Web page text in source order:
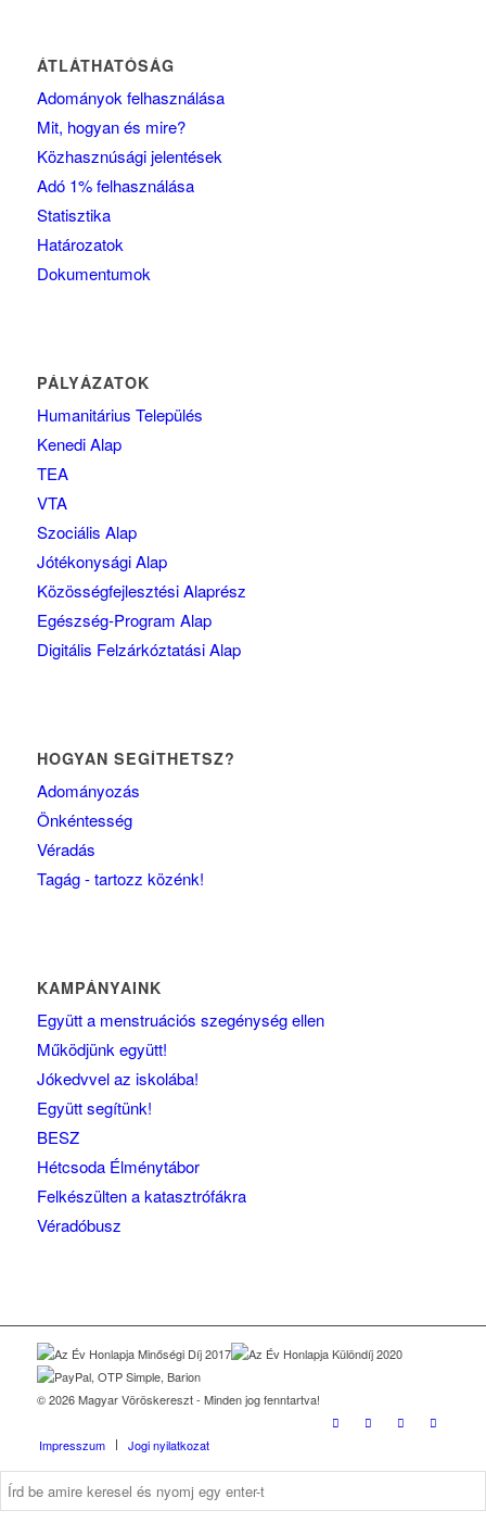
ÁTLÁTHATÓSÁG
Adományok felhasználása
Mit, hogyan és mire?
Közhasznúsági jelentések
Adó 1% felhasználása
Statisztika
Határozatok
Dokumentumok
PÁLYÁZATOK
Humanitárius Település
Kenedi Alap
TEA
VTA
Szociális Alap
Jótékonysági Alap
Közösségfejlesztési Alaprész
Egészség-Program Alap
Digitális Felzárkóztatási Alap
HOGYAN SEGÍTHETSZ?
Adományozás
Önkéntesség
Véradás
Tagág - tartozz közénk!
KAMPÁNYAINK
Együtt a menstruációs szegénység ellen
Működjünk együtt!
Jókedvvel az iskolába!
Együtt segítünk!
BESZ
Hétcsoda Élménytábor
Felkészülten a katasztrófákra
Véradóbusz
© 2026 Magyar Vöröskereszt - Minden jog fenntartva!
Impresszum Jogi nyilatkozat